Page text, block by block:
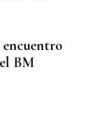
encuentro
BM